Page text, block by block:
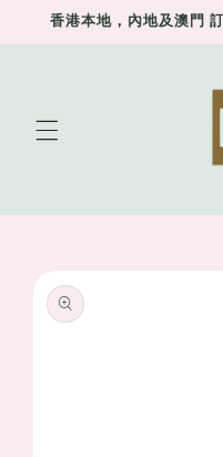
Skip to
香港本地，內地及澳門
product
information